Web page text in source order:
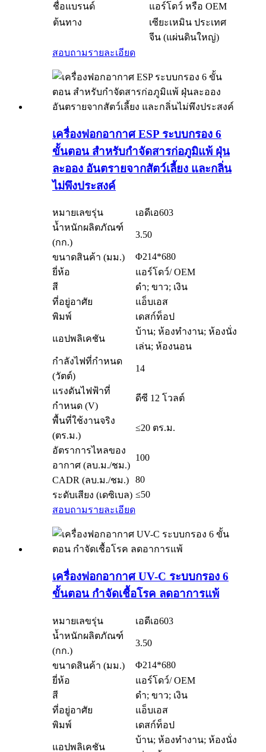
ชื่อแบรนด์
แอร์โดว์ หรือ OEM
ต้นทาง
เซียะเหมิน ประเทศ
จีน (แผ่นดินใหญ่)
สอบถามรายละเอียด
เครื่องฟอกอากาศ ESP ระบบกรอง 6
ขั้นตอน สำหรับกำจัดสารก่อภูมิแพ้ ฝุ่น
ละออง อันตรายจากสัตว์เลี้ยง และกลิ่น
ไม่พึงประสงค์
หมายเลขรุ่น
เอดีเอ603
น้ำหนักผลิตภัณฑ์
(กก.)
3.50
ขนาดสินค้า (มม.)
Φ214*680
ยี่ห้อ
แอร์โดว์/ OEM
สี
ดำ; ขาว; เงิน
ที่อยู่อาศัย
แอ็บเอส
พิมพ์
เดสก์ท็อป
แอปพลิเคชัน
บ้าน; ห้องทำงาน; ห้องนั่ง
เล่น; ห้องนอน
กำลังไฟที่กำหนด
(วัตต์)
14
แรงดันไฟฟ้าที่
กำหนด (V)
ดีซี 12 โวลต์
พื้นที่ใช้งานจริง
(ตร.ม.)
≤20 ตร.ม.
อัตราการไหลของ
อากาศ (ลบ.ม./ชม.)
100
CADR (ลบ.ม./ชม.)
80
ระดับเสียง (เดซิเบล) ≤50
สอบถามรายละเอียด
เครื่องฟอกอากาศ UV-C ระบบกรอง 6
ขั้นตอน กำจัดเชื้อโรค ลดอาการแพ้
หมายเลขรุ่น
เอดีเอ603
น้ำหนักผลิตภัณฑ์
(กก.)
3.50
ขนาดสินค้า (มม.)
Φ214*680
ยี่ห้อ
แอร์โดว์/ OEM
สี
ดำ; ขาว; เงิน
ที่อยู่อาศัย
แอ็บเอส
พิมพ์
เดสก์ท็อป
แอปพลิเคชัน
บ้าน; ห้องทำงาน; ห้องนั่ง